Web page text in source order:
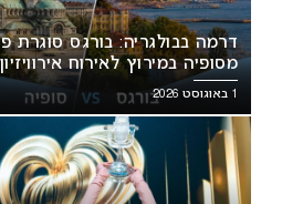
דרמה בבולגריה: בורגס סוגרת
מסופיה במירוץ לאירוח אירוויזיון 2027
1 באוגוסט 2026